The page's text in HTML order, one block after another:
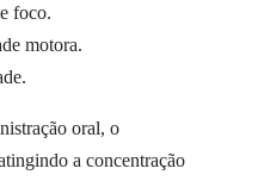
foco.
motora.
oral, o
a concentração